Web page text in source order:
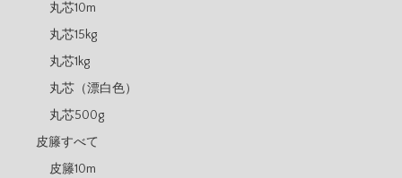
丸芯10m
丸芯15kg
丸芯1kg
丸芯（漂白色）
丸芯500g
皮籐すべて
皮籐10m